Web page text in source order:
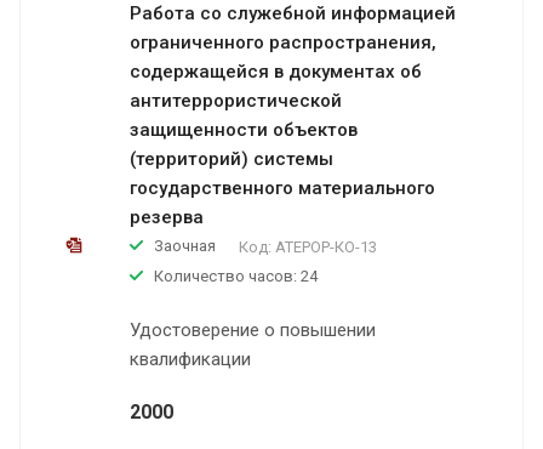
Работа со служебной информацией
ограниченного распространения,
содержащейся в документах об
антитеррористической
защищенности объектов
(территорий) системы
государственного материального
резерва
Заочная Код: АТЕРОР-КО-13
Количество часов: 24
Удостоверение о повышении
квалификации
2000